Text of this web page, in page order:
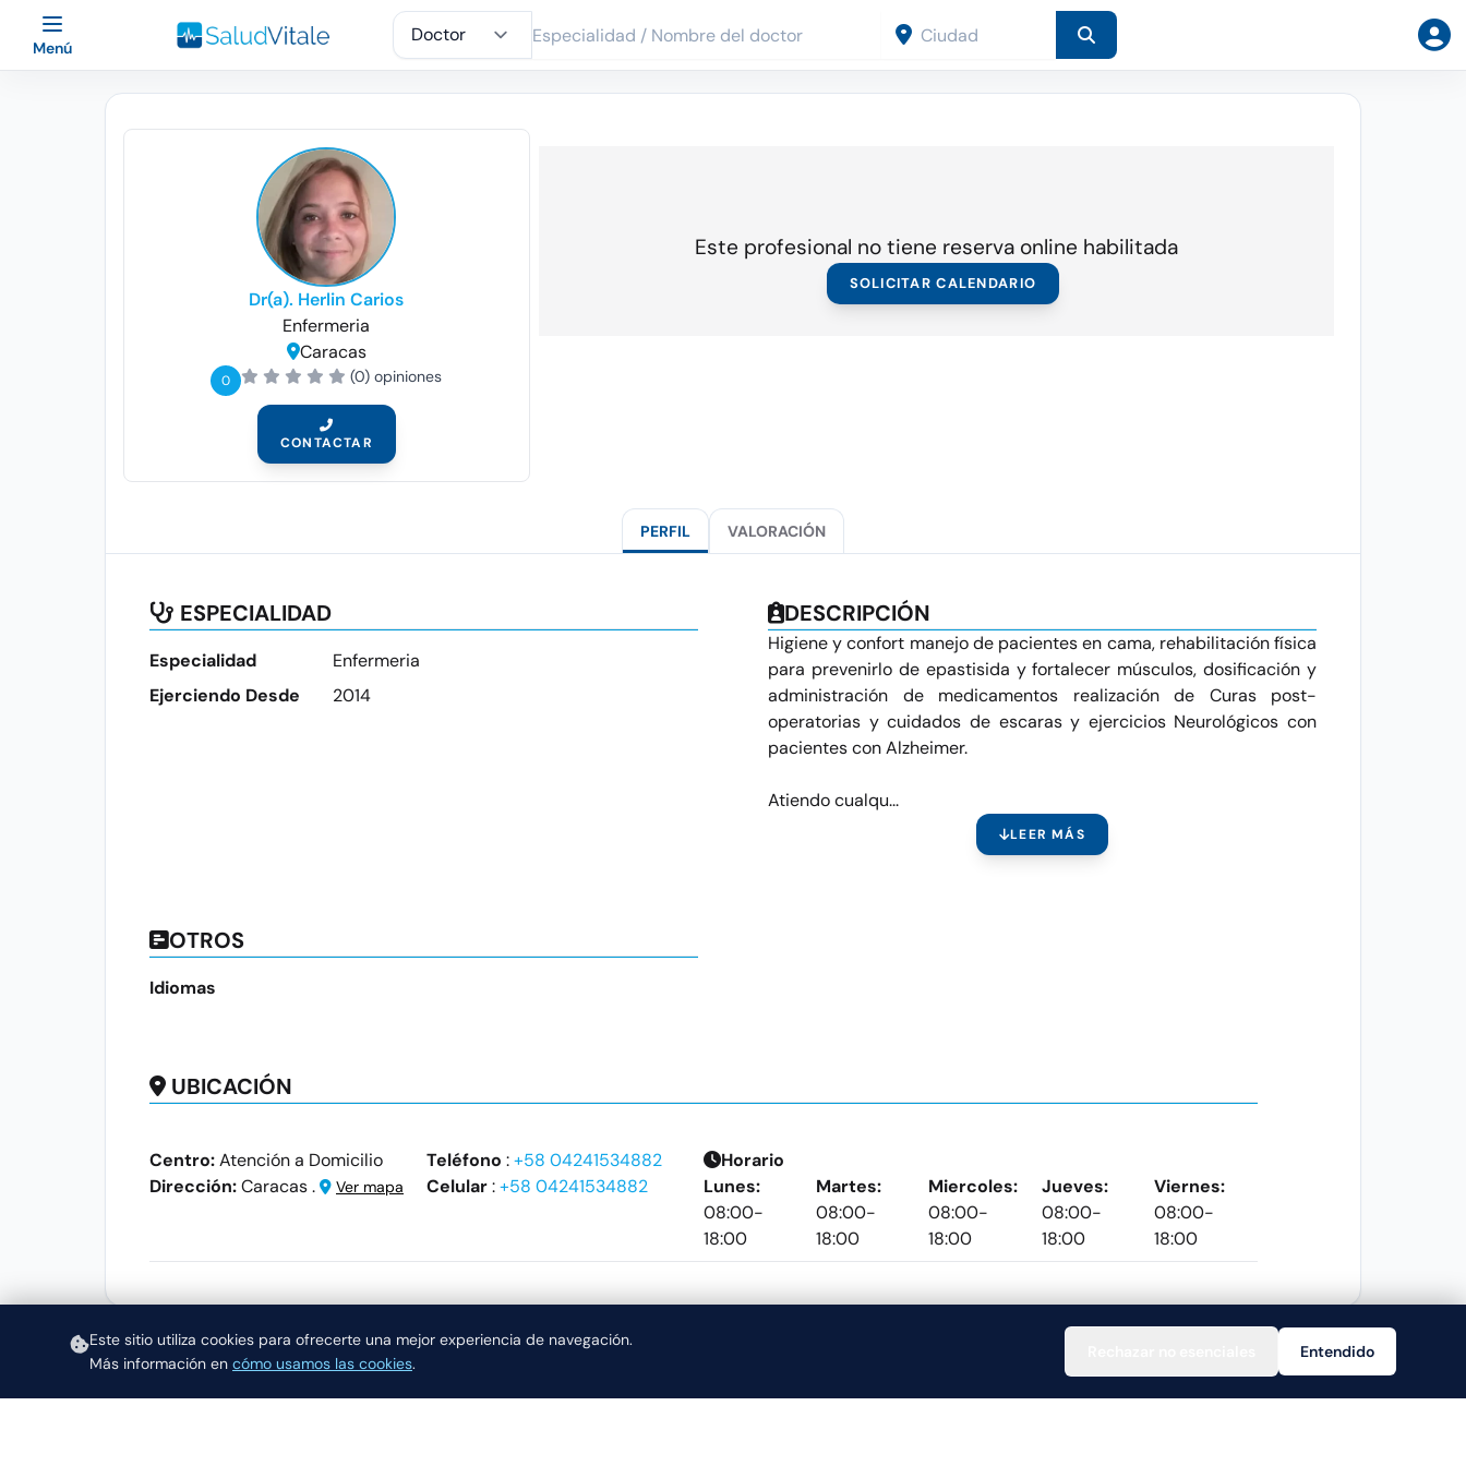
Este sitio utiliza cookies para ofrecerte una mejor experiencia de navegación.
Más información en cómo usamos las cookies.
Entendido
Menú
Dr(a). Herlin Carios
Enfermeria
Caracas
0 (0) opiniones
CONTACTAR
Este profesional no tiene reserva online habilitada
SOLICITAR CALENDARIO
PERFIL VALORACIÓN
ESPECIALIDAD
Especialidad
Enfermeria
Ejerciendo Desde
2014
DESCRIPCIÓN
Higiene y confort manejo de pacientes en cama, rehabilitación física
para prevenirlo de epastisida y fortalecer músculos, dosificación y
administración de medicamentos realización de Curas post-
operatorias y cuidados de escaras y ejercicios Neurológicos con
pacientes con Alzheimer.
Atiendo cualqu...
LEER MÁS
OTROS
Idiomas
UBICACIÓN
Centro:Atención a Domicilio
Dirección:Caracas . Ver mapa
Teléfono :+58 04241534882
Celular:+58 04241534882
Horario
Lunes:
08:00-
18:00
Martes:
08:00-
18:00
Miercoles:
08:00-
18:00
Jueves:
08:00-
18:00
Viernes:
08:00-
18:00